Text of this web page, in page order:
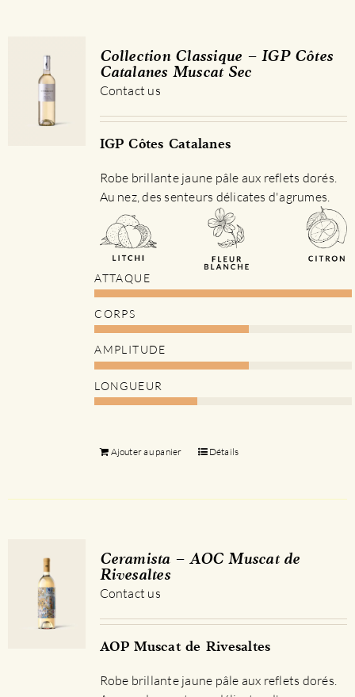
Collection Classique – IGP Côtes
Catalanes Muscat Sec
Contact us
IGP Côtes Catalanes
Robe brillante jaune pâle aux reflets dorés.
Au nez, des senteurs délicates d'agrumes.
ATTAQUE
CORPS
AMPLITUDE
LONGUEUR
Ajouter au panier Détails
Ceramista – AOC Muscat de
Rivesaltes
Contact us
AOP Muscat de Rivesaltes
Robe brillante jaune pâle aux reflets dorés.